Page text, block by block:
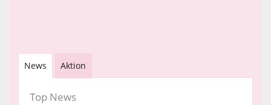
News Aktion
Top News